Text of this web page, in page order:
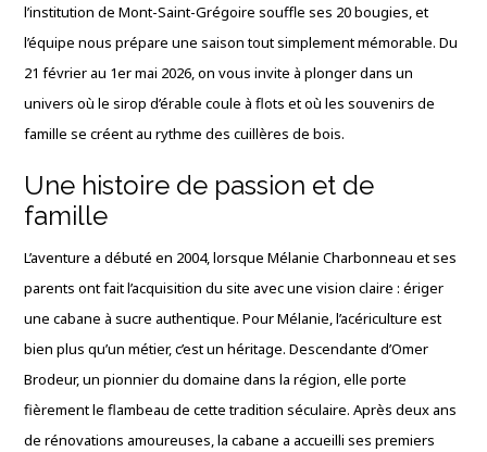
l’institution de Mont-Saint-Grégoire souffle ses 20 bougies, et
l’équipe nous prépare une saison tout simplement mémorable. Du
21 février au 1er mai 2026, on vous invite à plonger dans un
univers où le sirop d’érable coule à flots et où les souvenirs de
famille se créent au rythme des cuillères de bois.
Une histoire de passion et de
famille
L’aventure a débuté en 2004, lorsque Mélanie Charbonneau et ses
parents ont fait l’acquisition du site avec une vision claire : ériger
une cabane à sucre authentique. Pour Mélanie, l’acériculture est
bien plus qu’un métier, c’est un héritage. Descendante d’Omer
Brodeur, un pionnier du domaine dans la région, elle porte
fièrement le flambeau de cette tradition séculaire. Après deux ans
de rénovations amoureuses, la cabane a accueilli ses premiers